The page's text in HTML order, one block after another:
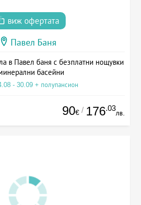
виж офертата
Павел Баня
в Павел баня с безплатни нощувки
басейни
- 30.09 + полупансион
90€ / 176.03
лв.